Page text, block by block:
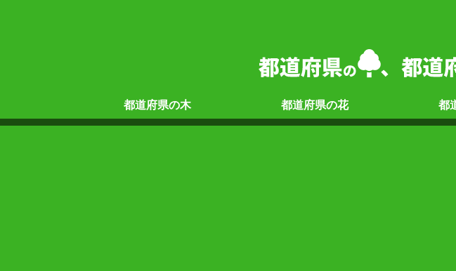
都道府県の木 都道府県の花 都